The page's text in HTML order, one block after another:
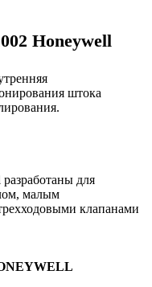
Honeywell
штока
для
малым
клапанами